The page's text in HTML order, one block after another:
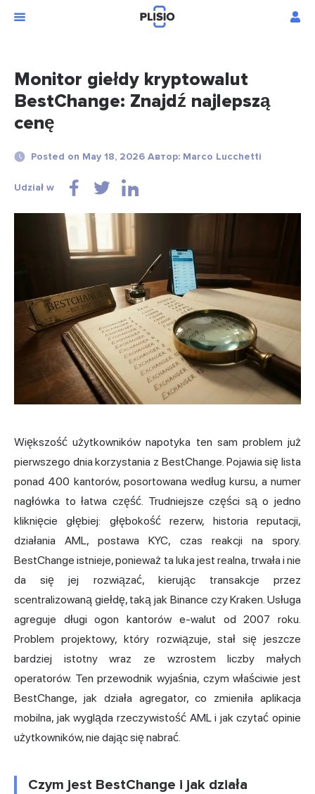
Monitor giełdy kryptowalut
BestChange: Znajdź najlepszą
cenę
Posted on May 18, 2026 Автор: Marco Lucchetti
Udział w
Większość użytkowników napotyka ten sam problem już
pierwszego dnia korzystania z BestChange. Pojawia się lista
ponad 400 kantorów, posortowana według kursu, a numer
nagłówka to łatwa część. Trudniejsze części są o jedno
kliknięcie głębiej: głębokość rezerw, historia reputacji,
działania AML, postawa KYC, czas reakcji na spory.
BestChange istnieje, ponieważ ta luka jest realna, trwała i nie
da się jej rozwiązać, kierując transakcje przez
scentralizowaną giełdę, taką jak Binance czy Kraken. Usługa
agreguje długi ogon kantorów e-walut od 2007 roku.
Problem projektowy, który rozwiązuje, stał się jeszcze
bardziej istotny wraz ze wzrostem liczby małych
operatorów. Ten przewodnik wyjaśnia, czym właściwie jest
BestChange, jak działa agregator, co zmieniła aplikacja
mobilna, jak wygląda rzeczywistość AML i jak czytać opinie
użytkowników, nie dając się nabrać.
Czym jest BestChange i jak działa